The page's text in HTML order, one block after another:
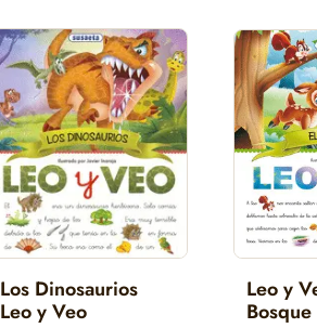
Los Dinosaurios
Leo y Veo
Leo y
Bosque